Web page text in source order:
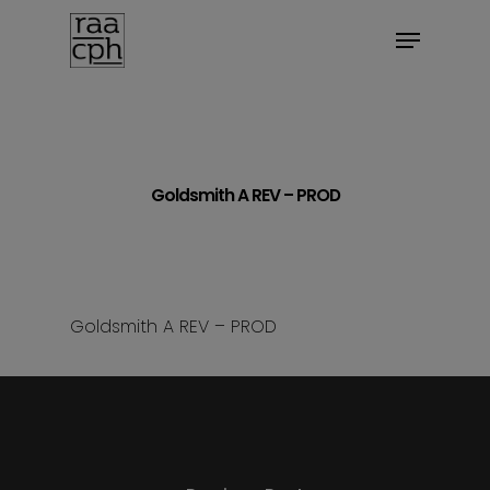
BOOK MØDE
Goldsmith A REV – PROD
Goldsmith A REV – PROD